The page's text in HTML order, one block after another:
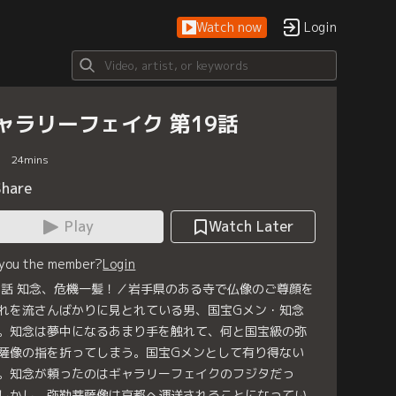
Watch now Login
ラリーフェイク 第19話
24mins
Play
Watch Later
the member?Login
知念、危機一髪！／岩手県のある寺で仏像のご尊顔を
を流さんばかりに見とれている男、国宝Gメン・知念
知念は夢中になるあまり手を触れて、何と国宝級の弥
像の指を折ってしまう。国宝Gメンとして有り得ない
知念が頼ったのはギャラリーフェイクのフジタだっ